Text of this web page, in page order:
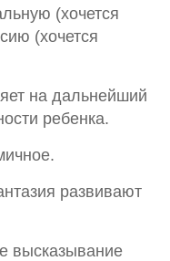
(хочется
(хочется
на дальнейший
ребенка.
развивают
высказывание